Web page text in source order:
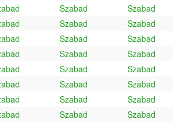
Szabad
Szabad
Szabad
Szabad
Szabad
Szabad
Szabad
Szabad
Szabad
Szabad
Szabad
Szabad
Szabad
Szabad
Szabad
Szabad